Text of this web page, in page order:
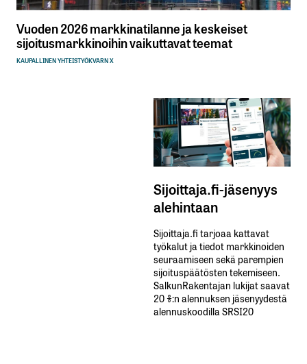
Vuoden 2026 markkinatilanne ja keskeiset
sijoitusmarkkinoihin vaikuttavat teemat
KAUPALLINEN YHTEISTYÖKVARN X
Sijoittaja.fi-jäsenyys
alehintaan
Sijoittaja.fi tarjoaa kattavat
työkalut ja tiedot markkinoiden
seuraamiseen sekä parempien
sijoituspäätösten tekemiseen.
SalkunRakentajan lukijat saavat
20 %:n alennuksen jäsenyydestä
alennuskoodilla SRSI20